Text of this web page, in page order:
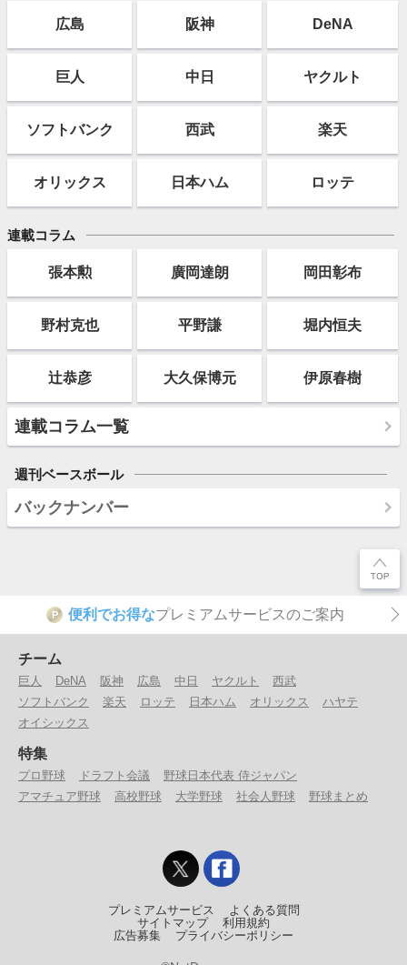
広島 阪神 DeNA
巨人 中日 ヤクルト
ソフトバンク 西武 楽天
オリックス 日本ハム ロッテ
連載コラム
張本勲 廣岡達朗 岡田彰布
野村克也 平野謙 堀内恒夫
辻恭彦 大久保博元 伊原春樹
連載コラム一覧
週刊ベースボール
バックナンバー
P 便利でお得なプレミアムサービスのご案内
チーム
巨人 DeNA 阪神 広島 中日 ヤクルト
西武
ソフトバンク
楽天 ロッテ 日本ハム オリックス
ハヤテ
オイシックス
特集
プロ野球 ドラフト会議
野球日本代表 侍ジャパン
アマチュア野球
高校野球 大学野球 社会人野球 野球まとめ
プレミアムサービス
よくある質問
サイトマップ
利用規約
広告募集
プライバシーポリシー